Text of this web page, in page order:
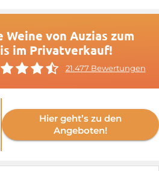
Weine von Auzias zum
im Privatverkauf!
21.477 Bewertungen
Hier geht’s zu den
Angeboten!